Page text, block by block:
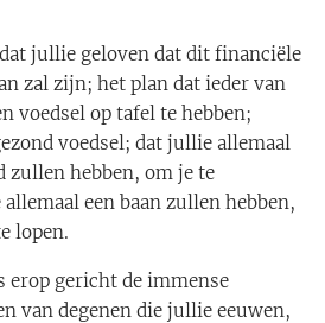
jullie geloven dat dit financiële
zal zijn; het plan dat ieder van
voedsel op tafel te hebben;
voedsel; dat jullie allemaal
zullen hebben, om je te
een baan zullen hebben,
lopen.
erop gericht de immense
van degenen die jullie eeuwen,